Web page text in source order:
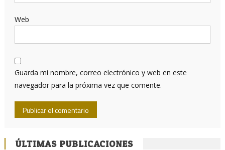
Web
Guarda mi nombre, correo electrónico y web en este
navegador para la próxima vez que comente.
ÚLTIMAS PUBLICACIONES